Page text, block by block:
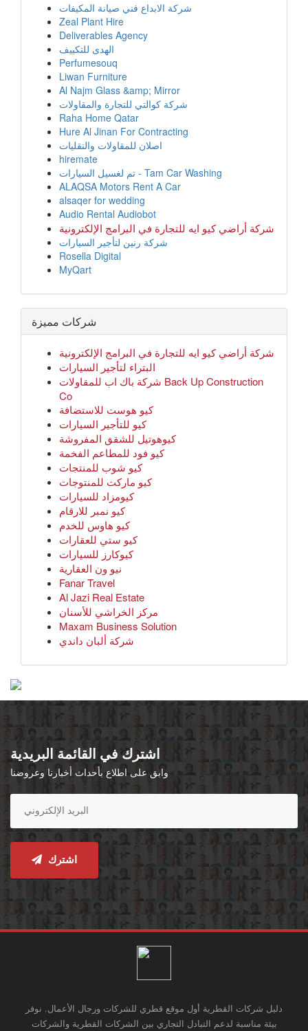
شركة الابداع فني صيانة المكيفات
Zeal Plant Hire
Deliverables Agency
الهدى للتكييف
Perfumesouq
Liwan Furniture
Al Najm Glass &amp; Mirror
شركة كوالتي للتجارة والمقاولات
Raha Home Qatar
Hure Al Jinan For Contracting
اصلان للمقاولات والنقليات
hiremate
تم لغسيل السيارات - Tam Car Washing
ALAQSA Motors Rent A Car
alsaqer for wedding
Audio Rental Audiobot
شركة أراضي كيو ايه للتجارة في البرامج الإلكترونية
شركة رنين لتأجير السيارات
Rosella Digital
MyQart
شركات مميزة
شركة أراضي كيو ايه للتجارة في البرامج الإلكترونية
البتراء لتأجير السيارات
شركة باك اب للمقاولات Back Up Construction
Co
كيو هوست للاستضافة
كيو للتأجير السيارات
كيوهوتيل للشقق المفروشة
كيو فود للمطاعم الفخمة
كيو شوب للمنتجات
كيو ماركت للمنتوجات
كيومزاد للسيارات
كيو نمبر للارقام
كيو هاوس للخدم
كيو ستي للعقارات
كيوكارز للسيارات
نيو ون العقارية
Fanar Travel
Al Jazi Real Estate
مركز الخراشي للأسنان
Maxam Business Solution
شركة ألبان داندي
اشترك في القائمة البريدية
وابق على اطلاع بأحداث أخبارنا وعروضنا
اشترك
دليل شركات القطرية أول موقع قطري للشركات ورجال الأعمال. نوفر
بيئة مناسبة لدعم التبادل التجاري بين الشركات القطرية والشركات